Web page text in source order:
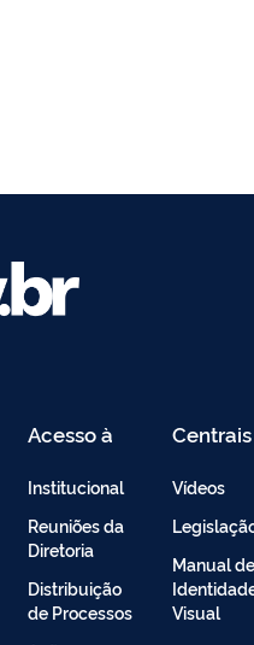
Acesso à
Informação
Institucional
Reuniões da
Diretoria
Distribuição
de Processos
Centrais
de
Vídeos
Manual de
Visual